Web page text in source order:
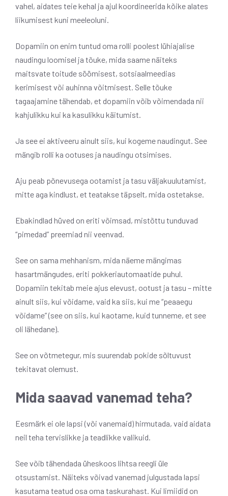
vahel, aidates teie kehal ja ajul koordineerida kõike alates
liikumisest kuni meeleoluni.
Dopamiin on enim tuntud oma rolli poolest lühiajalise
naudingu loomisel ja tõuke, mida saame näiteks
maitsvate toitude söömisest, sotsiaalmeedias
kerimisest või auhinna võitmisest. Selle tõuke
tagaajamine tähendab, et dopamiin võib võimendada nii
kahjulikku kui ka kasulikku käitumist.
Ja see ei aktiveeru ainult siis, kui kogeme naudingut. See
mängib rolli ka ootuses ja naudingu otsimises.
Aju peab põnevusega ootamist ja tasu väljakuulutamist,
mitte aga kindlust, et teatakse täpselt, mida ostetakse.
Ebakindlad hüved on eriti võimsad, mistõttu tunduvad
“pimedad” preemiad nii veenvad.
See on sama mehhanism, mida näeme mängimas
hasartmängudes, eriti pokkeriautomaatide puhul.
Dopamiin tekitab meie ajus elevust, ootust ja tasu – mitte
ainult siis, kui võidame, vaid ka siis, kui me “peaaegu
võidame” (see on siis, kui kaotame, kuid tunneme, et see
oli lähedane).
See on võtmetegur, mis suurendab pokide sõltuvust
tekitavat olemust.
Mida saavad vanemad teha?
Eesmärk ei ole lapsi (või vanemaid) hirmutada, vaid aidata
neil teha tervislikke ja teadlikke valikuid.
See võib tähendada üheskoos lihtsa reegli üle
otsustamist. Näiteks võivad vanemad julgustada lapsi
kasutama teatud osa oma taskurahast. Kui limiidid on